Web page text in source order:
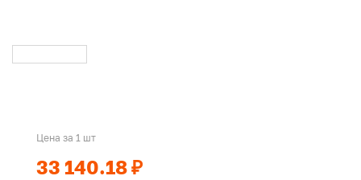
Цена за 1 шт
33 140.18 ₽